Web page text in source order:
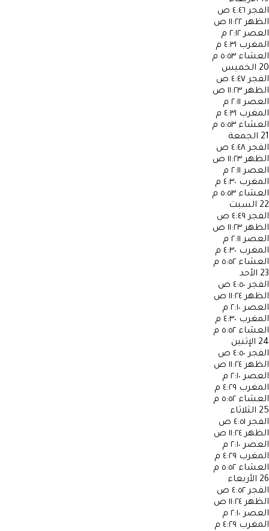
الفجر ٤:٤٦ ص
الظهر ١١:٢٢ ص
العصر ٢:١٢ م
المغرب ٤:٣١ م
العشاء ٥:٥٣ م
20 الخميس
الفجر ٤:٤٧ ص
الظهر ١١:٢٣ ص
العصر ٢:١١ م
المغرب ٤:٣١ م
العشاء ٥:٥٣ م
21 الجمعة
الفجر ٤:٤٨ ص
الظهر ١١:٢٣ ص
العصر ٢:١١ م
المغرب ٤:٣٠ م
العشاء ٥:٥٣ م
22 السبت
الفجر ٤:٤٩ ص
الظهر ١١:٢٣ ص
العصر ٢:١١ م
المغرب ٤:٣٠ م
العشاء ٥:٥٢ م
23 الأحد
الفجر ٤:٥٠ ص
الظهر ١١:٢٤ ص
العصر ٢:١٠ م
المغرب ٤:٣٠ م
العشاء ٥:٥٢ م
24 الإثنين
الفجر ٤:٥٠ ص
الظهر ١١:٢٤ ص
العصر ٢:١٠ م
المغرب ٤:٢٩ م
العشاء ٥:٥٢ م
25 الثلاثاء
الفجر ٤:٥١ ص
الظهر ١١:٢٤ ص
العصر ٢:١٠ م
المغرب ٤:٢٩ م
العشاء ٥:٥٢ م
26 الأربعاء
الفجر ٤:٥٢ ص
الظهر ١١:٢٤ ص
العصر ٢:١٠ م
المغرب ٤:٢٩ م